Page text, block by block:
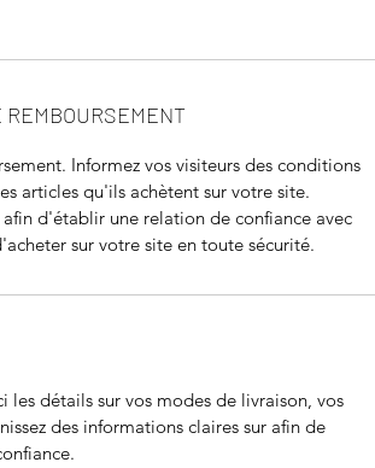
REMBOURSEMENT
Informez vos visiteurs des conditions
articles qu'ils achètent sur votre site.
d'établir une relation de confiance avec
sur votre site en toute sécurité.
les détails sur vos modes de livraison, vos
des informations claires sur afin de